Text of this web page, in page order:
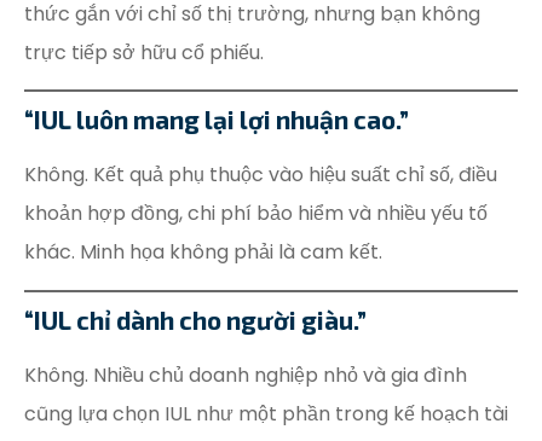
thức gắn với chỉ số thị trường, nhưng bạn không
trực tiếp sở hữu cổ phiếu.
“IUL luôn mang lại lợi nhuận cao.”
Không. Kết quả phụ thuộc vào hiệu suất chỉ số, điều
khoản hợp đồng, chi phí bảo hiểm và nhiều yếu tố
khác. Minh họa không phải là cam kết.
“IUL chỉ dành cho người giàu.”
Không. Nhiều chủ doanh nghiệp nhỏ và gia đình
cũng lựa chọn IUL như một phần trong kế hoạch tài